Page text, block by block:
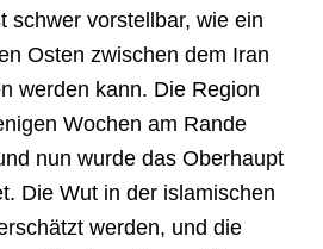
schwer vorstellbar, wie ein
Osten zwischen dem Iran
werden kann. Die Region
Wochen am Rande
nun wurde das Oberhaupt
Die Wut in der islamischen
werden, und die